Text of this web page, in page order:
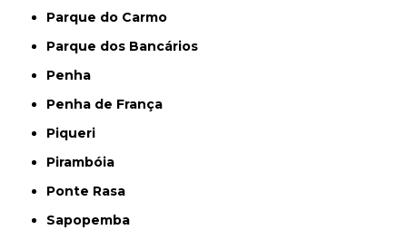
Parque do Carmo
Parque dos Bancários
Penha
Penha de França
Piqueri
Pirambóia
Ponte Rasa
Sapopemba